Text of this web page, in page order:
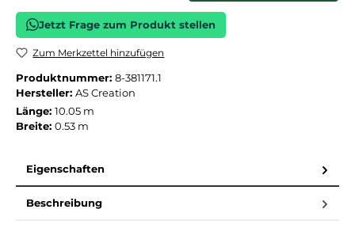
Jetzt Frage zum Produkt stellen
Zum Merkzettel hinzufügen
Produktnummer: 8-381171.1
Hersteller: AS Creation
Länge: 10.05 m
Breite: 0.53 m
Eigenschaften
Beschreibung